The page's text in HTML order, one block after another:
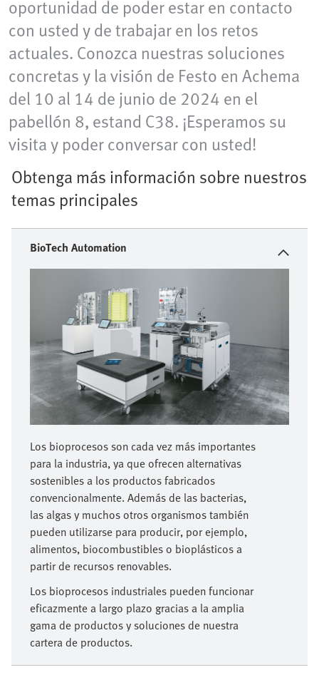
oportunidad de poder estar en contacto
con usted y de trabajar en los retos
actuales. Conozca nuestras soluciones
concretas y la visión de Festo en Achema
del 10 al 14 de junio de 2024 en el
pabellón 8, estand C38. ¡Esperamos su
visita y poder conversar con usted!
Obtenga más información sobre nuestros
temas principales
BioTech Automation
Los bioprocesos son cada vez más importantes
para la industria, ya que ofrecen alternativas
sostenibles a los productos fabricados
convencionalmente. Además de las bacterias,
las algas y muchos otros organismos también
pueden utilizarse para producir, por ejemplo,
alimentos, biocombustibles o bioplásticos a
partir de recursos renovables.
Los bioprocesos industriales pueden funcionar
eficazmente a largo plazo gracias a la amplia
gama de productos y soluciones de nuestra
cartera de productos.